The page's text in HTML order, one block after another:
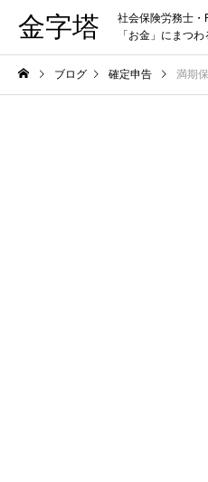
金字塔
社会保険労務士・
「お金」にまつ
ブログ 確定申告 満期保険